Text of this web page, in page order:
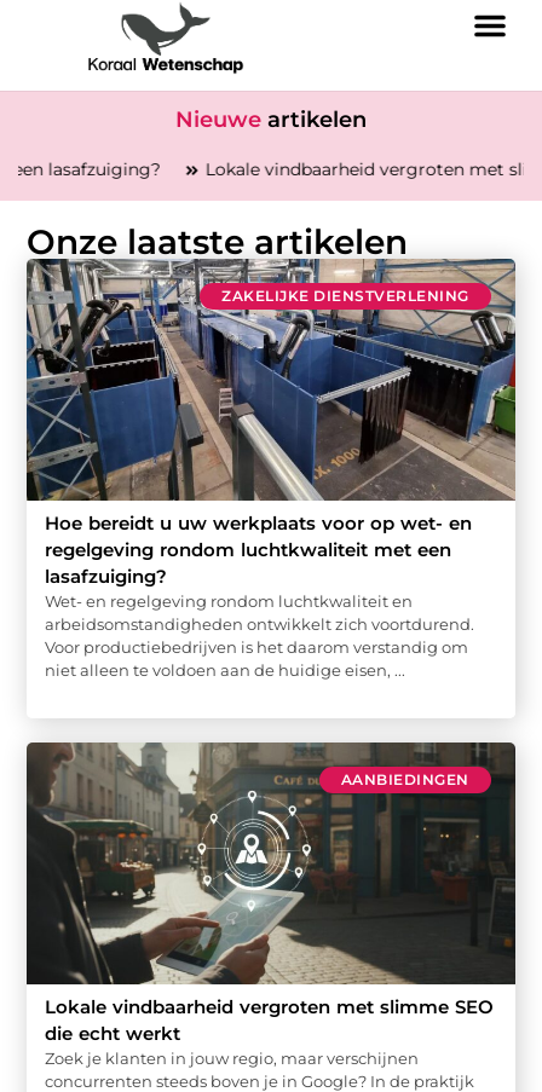
Nieuwe artikelen
Lokale vindbaarheid vergroten met slimme SEO die
Onze laatste artikelen
ZAKELIJKE DIENSTVERLENING
Hoe bereidt u uw werkplaats voor op wet- en
regelgeving rondom luchtkwaliteit met een
lasafzuiging?
Wet- en regelgeving rondom luchtkwaliteit en
arbeidsomstandigheden ontwikkelt zich voortdurend.
Voor productiebedrijven is het daarom verstandig om
niet alleen te voldoen aan de huidige eisen, ...
AANBIEDINGEN
Lokale vindbaarheid vergroten met slimme SEO
die echt werkt
Zoek je klanten in jouw regio, maar verschijnen
concurrenten steeds boven je in Google? In de praktijk